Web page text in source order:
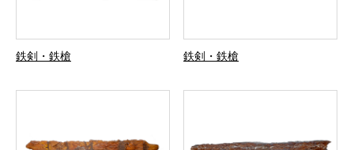
鉄剣・鉄槍 鉄剣・鉄槍